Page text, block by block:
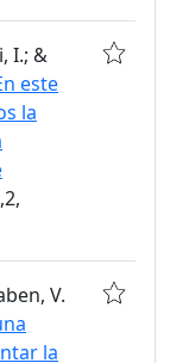
I.; &
este
la
V.
la